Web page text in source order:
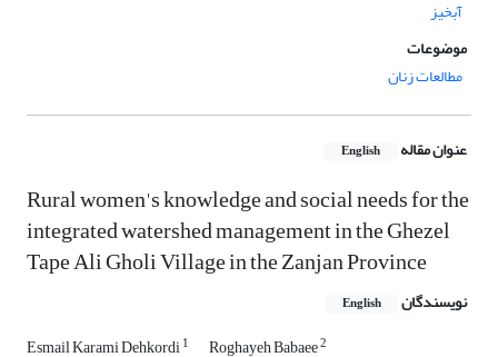
آبخیز
موضوعات
مطالعات زنان
عنوان مقاله English
Rural women's knowledge and social needs for the
integrated watershed management in the Ghezel
Tape Ali Gholi Village in the Zanjan Province
نویسندگان English
Esmail Karami Dehkordi1 Roghayeh Babaee2